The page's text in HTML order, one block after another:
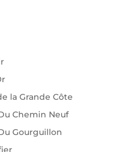
la Grande Côte
Chemin Neuf
Gourguillon